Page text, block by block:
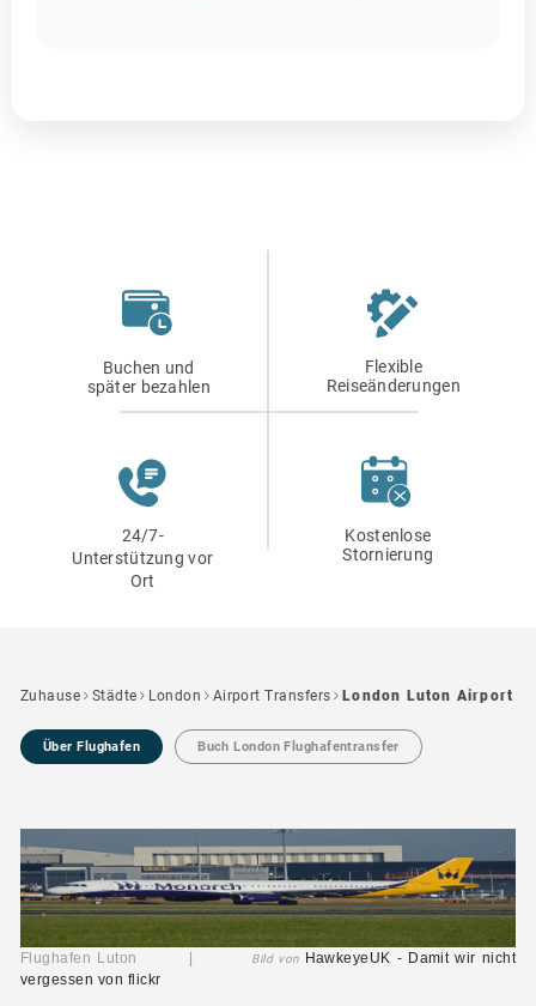
Buchen und
später bezahlen
Flexible
Reiseänderungen
Kostenlose
Stornierung
24/7-
Unterstützung vor
Ort
Zuhause Städte London Airport Transfers London Luton Airport
Über Flughafen Buch London Flughafentransfer
Flughafen Luton | Bild von
HawkeyeUK - Damit wir nicht
vergessen von flickr